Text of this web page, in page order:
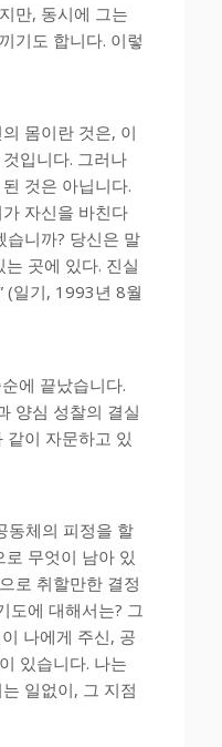
만, 동시에 그는
기도 합니다. 이렇
몸이란 것은, 이
입니다. 그러나
것은 아닙니다.
자신을 바친다
습니까? 당신은 말
곳에 있다. 진실
(일기, 1993년 8월
에 끝났습니다.
양심 성찰의 결실
같이 자문하고 있
동체의 피정을 할
무엇이 남아 있
로 취할만한 결정
도에 대해서는? 그
나에게 주신, 공
있습니다. 나는
일없이, 그 지점